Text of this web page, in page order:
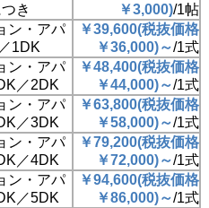
き
￥3,000)/1帖
ン・アパ
1DK
￥39,600(税抜価格
￥36,000)～/1式
ン・アパ
／2DK
￥48,400(税抜価格
￥44,000)～/1式
ン・アパ
／3DK
￥63,800(税抜価格
￥58,000)～/1式
ン・アパ
／4DK
￥79,200(税抜価格
￥72,000)～/1式
ン・アパ
／5DK
￥94,600(税抜価格
￥86,000)～/1式